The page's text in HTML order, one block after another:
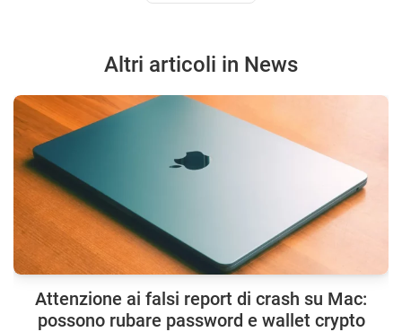
Altri articoli in News
Attenzione ai falsi report di crash su Mac:
possono rubare password e wallet crypto